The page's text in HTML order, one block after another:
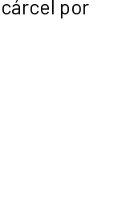
por